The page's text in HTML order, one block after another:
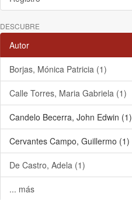
DESCUBRE
Autor
Borjas, Mónica Patricia (1)
Calle Torres, Maria Gabriela (1)
Candelo Becerra, John Edwin (1)
Cervantes Campo, Guillermo (1)
De Castro, Adela (1)
... más